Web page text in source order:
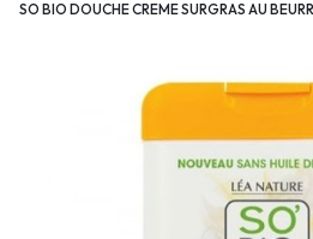
SO BIO DOUCHE CREME SURGRAS AU